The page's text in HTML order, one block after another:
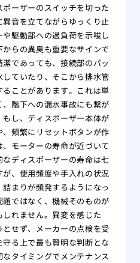
ーザーのスイッチを切った
音を立てながらゆっくり止
駆動部への過負荷を示唆し
らの異臭も重要なサインで
であっても、接続部のパッ
ていたり、そこから排水管
ことがあります。これは単
階下への漏水事故にも繋が
し、ディスポーザー本体が
頻繁にリセットボタンが作
モーターの寿命が近づいて
ディスポーザーの寿命は七
、使用頻度や手入れの状況
まりが頻発するようになっ
ではなく、機械そのものが
れません。異変を感じた
せず、メーカーの点検を受
る上で最も賢明な判断とな
タイミングでメンテナンス